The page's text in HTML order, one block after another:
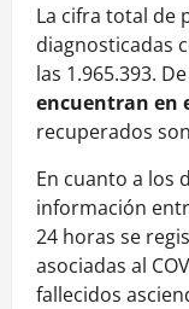
La cifra total de
diagnosticadas
las 1.965.393.
encuentran en
recuperados
En cuanto a los
información
24 horas se
asociadas al
fallecidos